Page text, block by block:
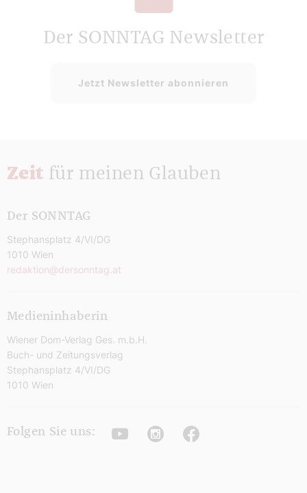
Der SONNTAG Newsletter
Jetzt Newsletter abonnieren
Zeit für meinen Glauben
Der SONNTAG
Stephansplatz 4/VI/DG
1010 Wien
redaktion@dersonntag.at
Medieninhaberin
Wiener Dom-Verlag Ges. m.b.H.
Buch- und Zeitungsverlag
Stephansplatz 4/VI/DG
1010 Wien
Folgen Sie uns: YoutubeInstagramFacebook